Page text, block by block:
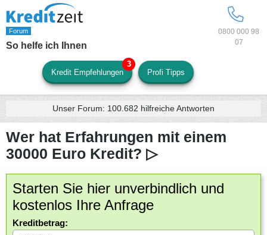
0800 000 98
07
So helfe ich Ihnen
Kredit Empfehlungen Profi Tipps
Unser Forum: 100.682 hilfreiche Antworten
Wer hat Erfahrungen mit einem
30000 Euro Kredit? ▷
Starten Sie hier unverbindlich und
kostenlos Ihre Anfrage
Kreditbetrag: